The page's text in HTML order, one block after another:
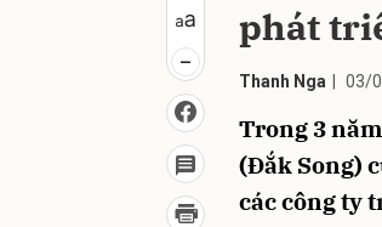
phát
Thanh Nga 03/
Trong 3
(Đắk Song)
các công ty